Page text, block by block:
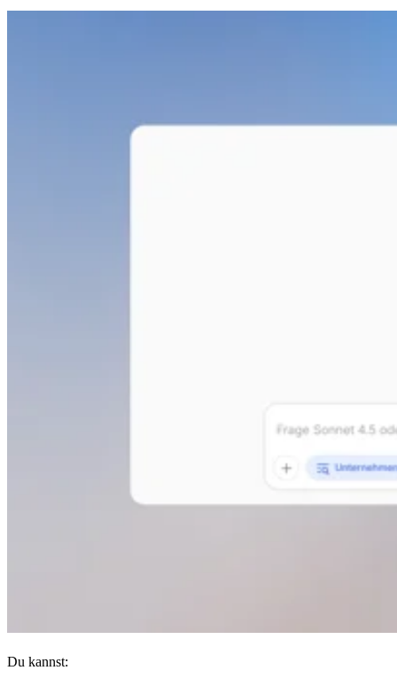
Du kannst: